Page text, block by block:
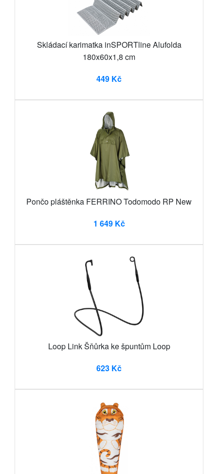
Skládací karimatka inSPORTline Alufolda
180x60x1,8 cm
449 Kč
Pončo pláštěnka FERRINO Todomodo RP New
1 649 Kč
Loop Link Šňůrka ke špuntům Loop
623 Kč